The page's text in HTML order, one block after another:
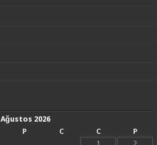
Ağustos 2026
P C C
P